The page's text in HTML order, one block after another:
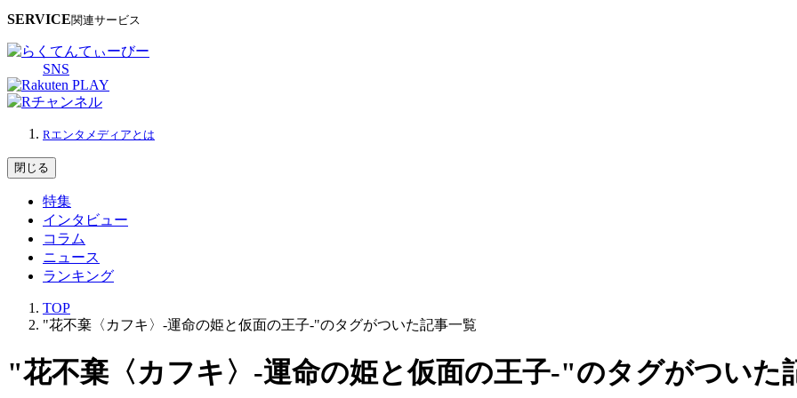
SERVICE関連サービス
SNS
Rエンタメディアとは
閉じる
特集
インタビュー
コラム
ニュース
ランキング
TOP
"花不棄〈カフキ〉‐運命の姫と仮面の王子‐"のタグがついた記事一覧
"花不棄〈カフキ〉‐運命の姫と仮面の王子‐"のタグがついた